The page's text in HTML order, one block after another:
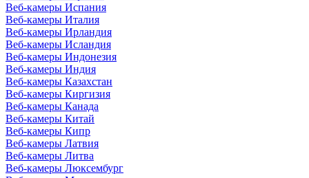
Веб-камеры Испания
Веб-камеры Италия
Веб-камеры Ирландия
Веб-камеры Исландия
Веб-камеры Индонезия
Веб-камеры Индия
Веб-камеры Казахстан
Веб-камеры Киргизия
Веб-камеры Канада
Веб-камеры Китай
Веб-камеры Кипр
Веб-камеры Латвия
Веб-камеры Литва
Веб-камеры Люксембург